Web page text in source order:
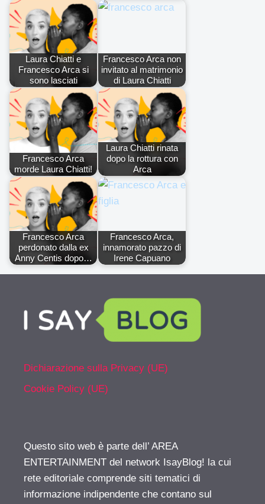
Laura Chiatti e
Francesco Arca si
sono lasciati
Francesco Arca non
invitato al matrimonio
di Laura Chiatti
Francesco Arca
morde Laura Chiatti!
Laura Chiatti rinata
dopo la rottura con
Arca
Francesco Arca
perdonato dalla ex
Anny Centis dopo…
Francesco Arca,
innamorato pazzo di
Irene Capuano
Dichiarazione sulla Privacy (UE)
Cookie Policy (UE)
Questo sito web è parte dell’ AREA
ENTERTAINMENT del network IsayBlog! la cui
rete editoriale comprende siti tematici di
informazione indipendente che contano sul